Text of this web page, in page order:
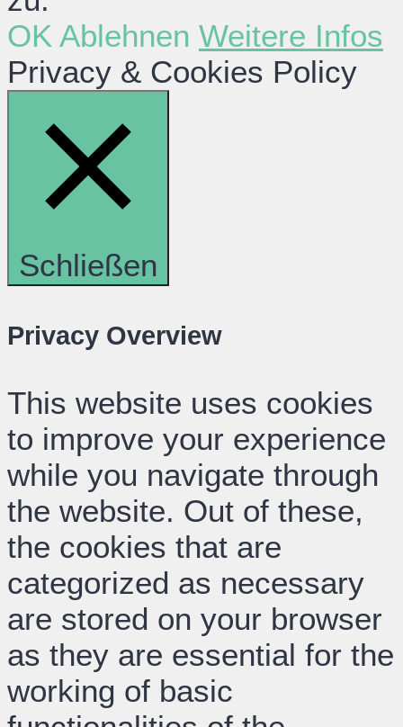
OK Ablehnen Weitere Infos
Privacy & Cookies Policy
Schließen
Privacy Overview
This website uses cookies
to improve your experience
while you navigate through
the website. Out of these,
the cookies that are
categorized as necessary
are stored on your browser
as they are essential for the
working of basic